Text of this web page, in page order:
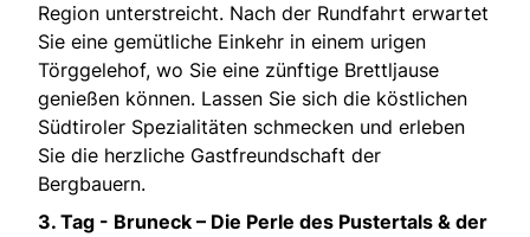
Region unterstreicht. Nach der Rundfahrt erwartet
Sie eine gemütliche Einkehr in einem urigen
Törggelehof, wo Sie eine zünftige Brettljause
genießen können. Lassen Sie sich die köstlichen
Südtiroler Spezialitäten schmecken und erleben
Sie die herzliche Gastfreundschaft der
Bergbauern.
3. Tag - Bruneck – Die Perle des Pustertals & der